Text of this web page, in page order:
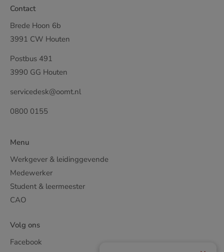
Contact
Brede Hoon 6b
3991 CW Houten
Postbus 491
3990 GG Houten
servicedesk@oomt.nl
0800 0155
Menu
Werkgever & leidinggevende
Medewerker
Student & leermeester
CAO
Volg ons
Facebook